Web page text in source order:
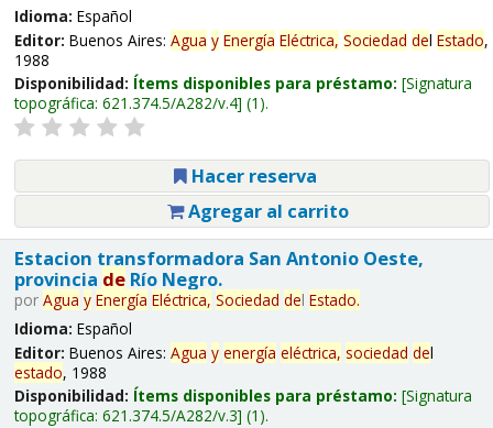
Idioma: Español
Editor: Buenos Aires: Agua y Energía Eléctrica, Sociedad del Estado,
1988
Disponibilidad: Ítems disponibles para préstamo: Signatura
topográfica: 621.374.5/A282/v.4 (1).
Hacer reserva
Agregar al carrito
Estacion transformadora San Antonio Oeste,
provincia deRío Negro.
por Agua y Energía Eléctrica, Sociedad del Estado.
Idioma: Español
Editor: Buenos Aires: Agua y energía eléctrica, sociedad del
estado, 1988
Disponibilidad: Ítems disponibles para préstamo: Signatura
topográfica: 621.374.5/A282/v.3 (1).